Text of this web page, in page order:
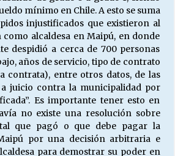
mínimo en Chile. A esto se suma
injustificados que existieron al
alcaldesa en Maipú, en donde
despidió a cerca de 700 personas
años de servicio, tipo de contrato
contrata), entre otros datos, de las
juicio contra la municipalidad por
Es importante tener esto en
no existe una resolución sobre
que pagó o que debe pagar la
por una decisión arbitraria e
para demostrar su poder en